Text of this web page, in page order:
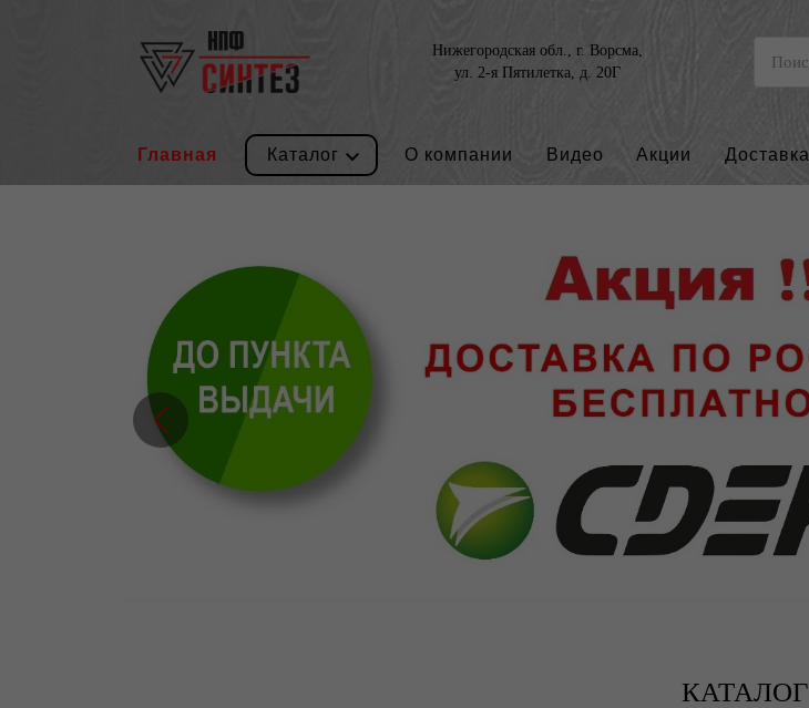
Нижегородская обл., г. Ворсма,
ул. 2-я Пятилетка, д. 20Г
Главная Каталог О компании Видео Акции Доставка
КАТАЛОГ